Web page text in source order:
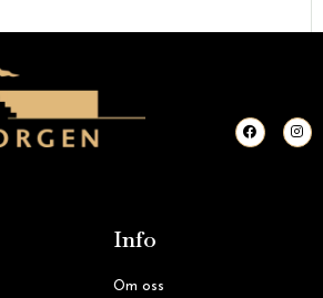
F
a
c
I
n
s
Info
Om oss